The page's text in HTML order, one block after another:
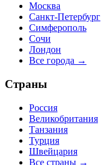
Москва
Санкт-Петербург
Симферополь
Сочи
Лондон
Все города →
Страны
Россия
Великобритания
Танзания
Турция
Швейцария
Все страны →